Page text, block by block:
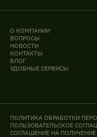
О КОМПАНИИ
ВОПРОСЫ
НОВОСТИ
КОНТАКТЫ
БЛОГ
УДОБНЫЕ СЕРВИСЫ
ПОЛИТИКА ОБРАБОТКИ
ПОЛЬЗОВАТЕЛЬСКОЕ
СОГЛАШЕНИЕ НА